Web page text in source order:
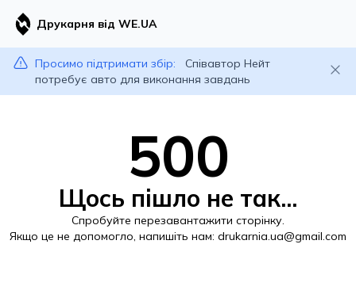
Друкарня від WE.UA
Просимо підтримати збір:
Співавтор Нейт
потребує авто для виконання завдань
500
Щось пішло не так...
Спробуйте перезавантажити сторінку.
Якщо це не допомогло, напишіть нам: drukarnia.ua@gmail.com